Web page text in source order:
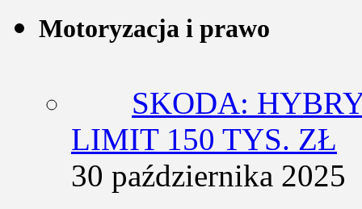
Motoryzacja i prawo
SKODA:
LIMIT 150 TYS. ZŁ
30 października 2025